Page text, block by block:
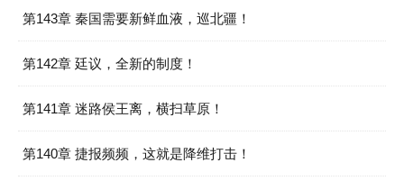
第143章 秦国需要新鲜血液，巡北疆！
第142章 廷议，全新的制度！
第141章 迷路侯王离，横扫草原！
第140章 捷报频频，这就是降维打击！